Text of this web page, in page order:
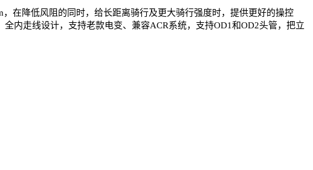
在降低风阻的同时，给长距离骑行及更大骑行强度时，提供更好的操控
内走线设计，支持老款电变、兼容ACR系统，支持OD1和OD2头管，把立